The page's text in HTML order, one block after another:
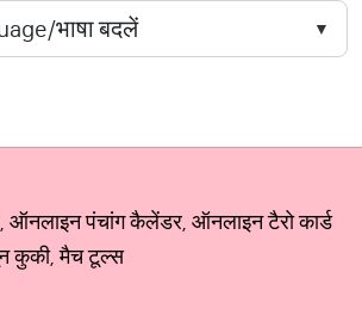
पंचांग कैलेंडर, ऑनलाइन टैरो कार्ड
कुकी, मैच टूल्स